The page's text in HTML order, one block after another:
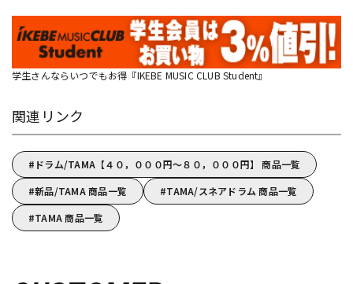
学生さんならいつでもお得『IKEBE MUSIC CLUB Student』
関連リンク
ドラム/TAMA【４０，０００円～８０，０００円】 商品一覧
新品/TAMA 商品一覧
TAMA/スネアドラム 商品一覧
TAMA 商品一覧